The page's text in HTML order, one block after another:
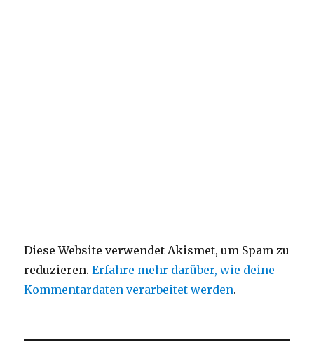
Diese Website verwendet Akismet, um Spam zu
reduzieren.Erfahre mehr darüber, wie deine
Kommentardaten verarbeitet werden.